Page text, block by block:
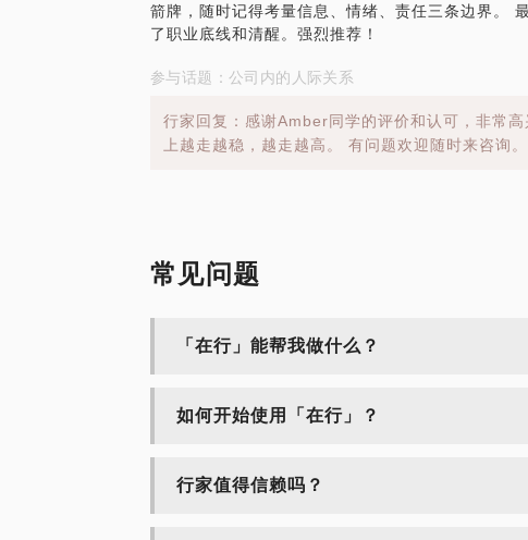
箭牌，随时记得考量信息、情绪、责任三条边界。
了职业底线和清醒。强烈推荐！
参与话题：公司内的人际关系
行家回复：感谢Amber同学的评价和认可，非常
上越走越稳，越走越高。 有问题欢迎随时来咨询。
常见问题
「在行」能帮我做什么？
如何开始使用「在行」？
行家值得信赖吗？